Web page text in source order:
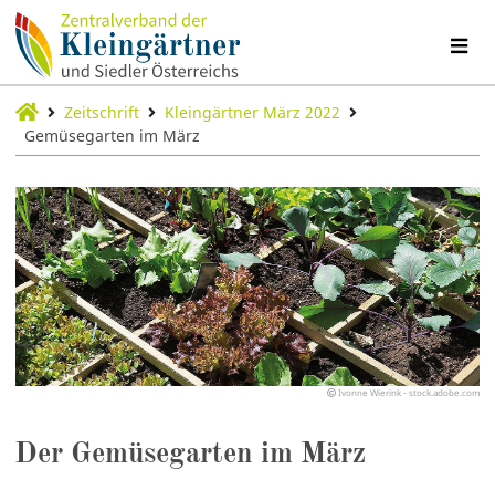
Zeitschrift
Kleingärtner März 2022
Gemüsegarten im März
Ivonne Wierink - stock.adobe.com
Der Gemüsegarten im März